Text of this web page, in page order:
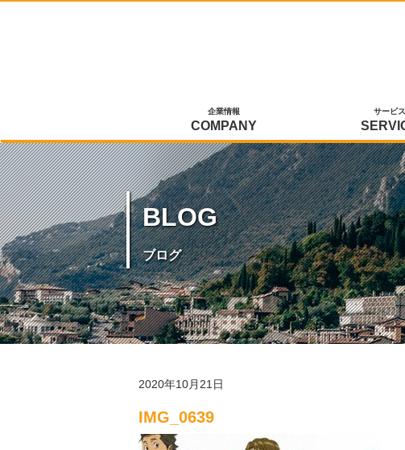
企業情報
COMPANY
サービス
BLOG
ブログ
2020年10月21日
IMG_0639